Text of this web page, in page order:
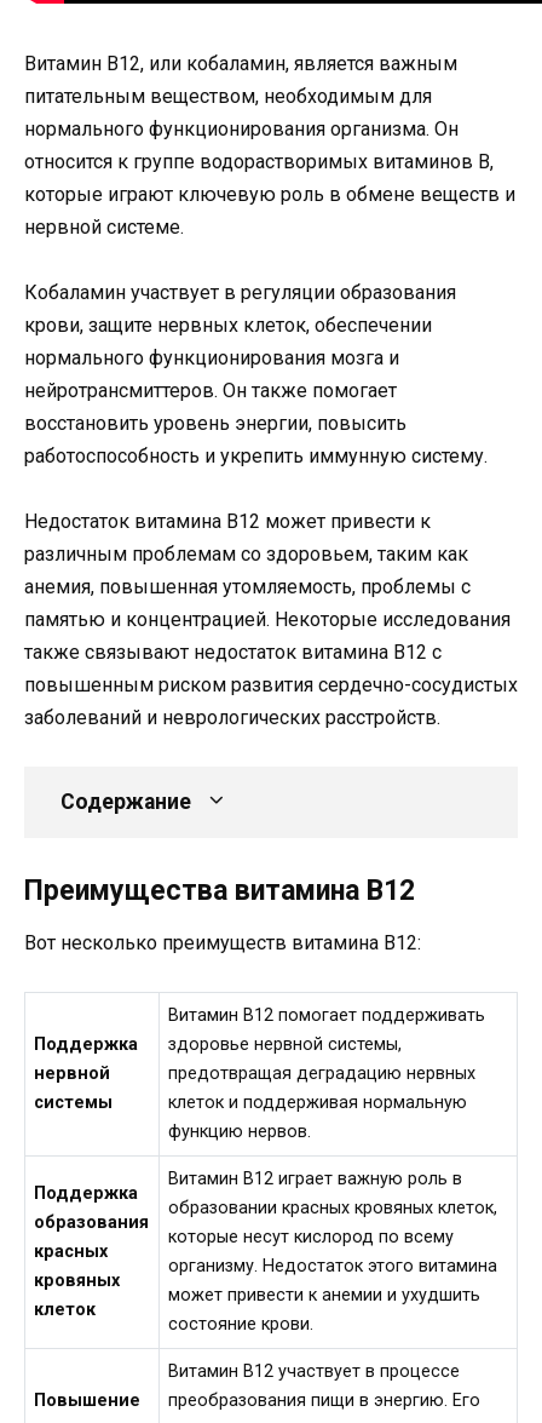
Витамин B12, или кобаламин, является важным
питательным веществом, необходимым для
нормального функционирования организма. Он
относится к группе водорастворимых витаминов B,
которые играют ключевую роль в обмене веществ и
нервной системе.
Кобаламин участвует в регуляции образования
крови, защите нервных клеток, обеспечении
нормального функционирования мозга и
нейротрансмиттеров. Он также помогает
восстановить уровень энергии, повысить
работоспособность и укрепить иммунную систему.
Недостаток витамина B12 может привести к
различным проблемам со здоровьем, таким как
анемия, повышенная утомляемость, проблемы с
памятью и концентрацией. Некоторые исследования
также связывают недостаток витамина B12 с
повышенным риском развития сердечно-сосудистых
заболеваний и неврологических расстройств.
Содержание
Преимущества витамина B12
Вот несколько преимуществ витамина B12:
Поддержка
нервной
системы
Витамин B12 помогает поддерживать
здоровье нервной системы,
предотвращая деградацию нервных
клеток и поддерживая нормальную
функцию нервов.
Поддержка
образования
красных
кровяных
клеток
Витамин B12 играет важную роль в
образовании красных кровяных клеток,
которые несут кислород по всему
организму. Недостаток этого витамина
может привести к анемии и ухудшить
состояние крови.
Повышение
Витамин B12 участвует в процессе
преобразования пищи в энергию. Его